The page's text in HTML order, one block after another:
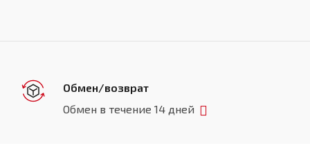
Обмен/возврат
Обмен в течение 14 дней